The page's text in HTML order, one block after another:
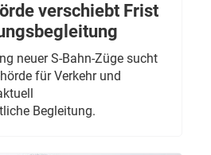
verschiebt Frist
neuer S-Bahn-Züge sucht
für Verkehr und
Begleitung.